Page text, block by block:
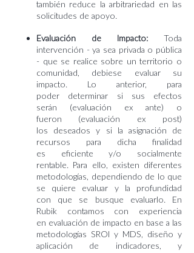
también reduce la arbitrariedad en las
solicitudes de apoyo.
Evaluación de Impacto:
Toda
intervención - ya sea privada o pública
- que se realice sobre un territorio o
comunidad, debiese evaluar su
impacto. Lo anterior, para
poder determinar si sus efectos
serán (evaluación ex ante) o
fueron (evaluación ex post)
los deseados y si la asignación de
recursos para dicha finalidad
es eficiente y/o socialmente
rentable. Para ello, existen diferentes
metodologías, dependiendo de lo que
se quiere evaluar y la profundidad
con que se busque evaluarlo. En
Rubik contamos con experiencia
en evaluación de impacto en base a las
metodologías SROI y MDS, diseño y
aplicación de indicadores, y